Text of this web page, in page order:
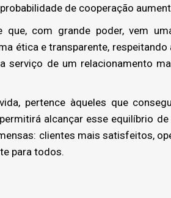
de cooperação
com grande poder, vem
ética e transparente,
serviço de um relacionamento
pertence àqueles que
alcançar esse equilíbrio
clientes mais satisfeitos,
para todos.